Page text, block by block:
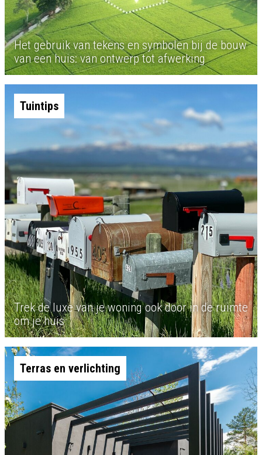
Het gebruik van tekens en symbolen bij de bouw
van een huis: van ontwerp tot afwerking
Tuintips
Trek de luxe van je woning ook door in de ruimte
om je huis
Terras en verlichting